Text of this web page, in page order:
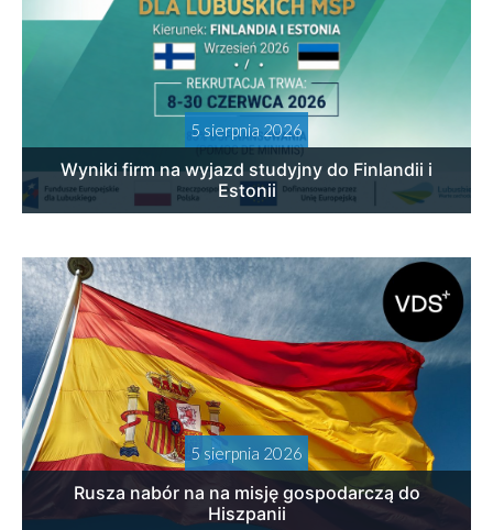
5 sierpnia 2026
Wyniki firm na wyjazd studyjny do Finlandii i
Estonii
5 sierpnia 2026
Rusza nabór na na misję gospodarczą do
Hiszpanii